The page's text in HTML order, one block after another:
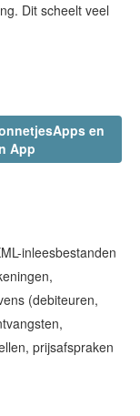
Dit scheelt veel
en
App
inleesbestanden
(debiteuren,
prijsafspraken